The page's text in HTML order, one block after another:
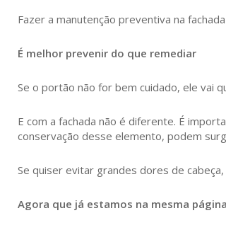
Fazer a manutenção preventiva na
É melhor prevenir do que remediar
Se o portão não for bem cuidado, ele vai
E com a fachada não é diferente. É
conservação desse elemento, podem
Se quiser evitar grandes dores de
Agora que já estamos na mesma